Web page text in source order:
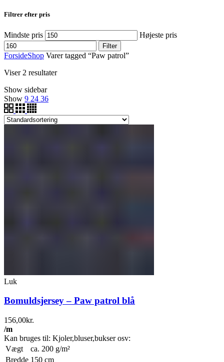
Filtrer efter pris
Mindste pris Højeste pris
Filter
ForsideShop Varer tagged “Paw patrol”
Viser 2 resultater
Show sidebar
Show 9 24 36
Luk
Bomuldsjersey – Paw patrol blå
156,00kr.
/m
Kan bruges til: Kjoler,bluser,bukser osv:
Vægt
ca. 200 g/m²
Bredde 150 cm